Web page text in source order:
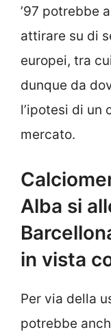
’97 potrebbe
attirare su di
europei, tra
dunque da
l’ipotesi di un
mercato.
Alba si
in vista
Per via della
potrebbe